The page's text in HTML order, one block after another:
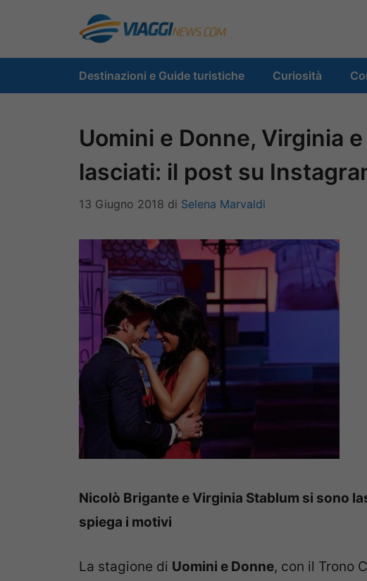
contenuto
Destinazioni e Guide turistiche Curiosità
Uomini e Donne, Virginia
lasciati: il post su
13 Giugno 2018 di Selena Marvaldi
Nicolò Brigante e Virginia Stablum si sono
spiega i motivi
La stagione di Uomini e Donne, con il Trono